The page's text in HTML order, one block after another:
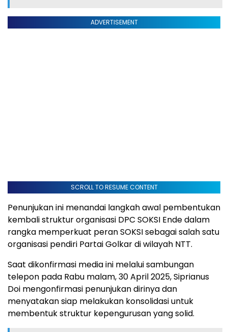
ADVERTISEMENT
SCROLL TO RESUME CONTENT
Penunjukan ini menandai langkah awal pembentukan
kembali struktur organisasi DPC SOKSI Ende dalam
rangka memperkuat peran SOKSI sebagai salah satu
organisasi pendiri Partai Golkar di wilayah NTT.
Saat dikonfirmasi media ini melalui sambungan
telepon pada Rabu malam, 30 April 2025, Siprianus
Doi mengonfirmasi penunjukan dirinya dan
menyatakan siap melakukan konsolidasi untuk
membentuk struktur kepengurusan yang solid.